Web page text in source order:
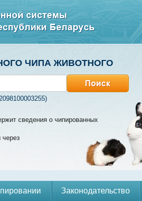
ЧИПА ЖИВОТНОГО
сведения о чипированных
Законодательство